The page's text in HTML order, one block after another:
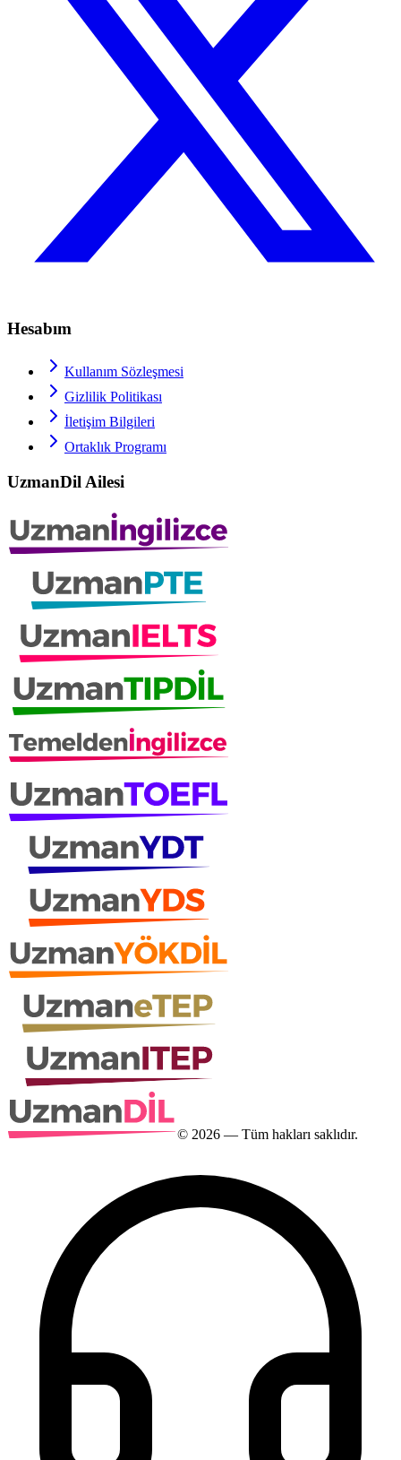
Hesabım
Kullanım Sözleşmesi
Gizlilik Politikası
İletişim Bilgileri
Ortaklık Programı
UzmanDil Ailesi
© 2026 — Tüm hakları saklıdır.